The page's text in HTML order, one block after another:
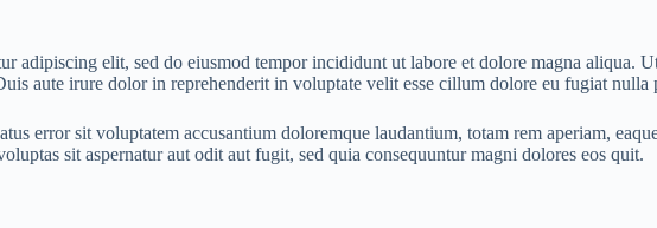
adipiscing elit, sed do eiusmod tempor incididunt ut labore et dolore magna
aute irure dolor in reprehenderit in voluptate velit esse cillum dolore eu fugiat nulla
error sit voluptatem accusantium doloremque laudantium, totam rem aperiam,
sit aspernatur aut odit aut fugit, sed quia consequuntur magni dolores eos quit.